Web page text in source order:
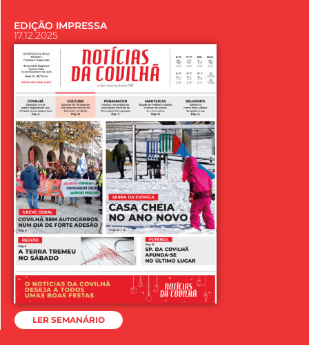
EDIÇÃO IMPRESSA
17.12.2025
LER SEMANÁRIO